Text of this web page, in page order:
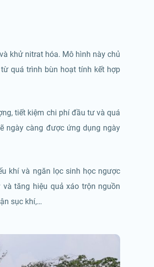
khử nitrat hóa. Mô hình này chủ
quá trình bùn hoạt tính kết hợp
tiết kiệm chi phí đầu tư và quá
ngày càng được ứng dụng ngày
khí và ngăn lọc sinh học ngược
tăng hiệu quả xáo trộn nguồn
sục khí,…